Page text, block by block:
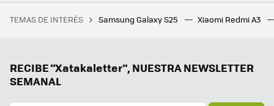
Estos cinco juegos Android me han costado menos que una merienda. Y voy a disfrutarlos más
Flexispot tiene el escritorio elevable ideal para trabajar tanto de pie como sentado, y ahora está más rebajado
TEMAS DE INTERÉS Samsung Galaxy S25 Xiaomi Redmi A3
RECIBE "Xatakaletter", NUESTRA NEWSLETTER
SEMANAL